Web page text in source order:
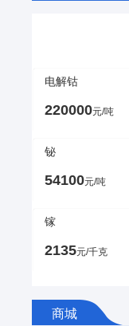
电解钴
220000元/吨
铋
54100元/吨
镓
2135元/千克

商城